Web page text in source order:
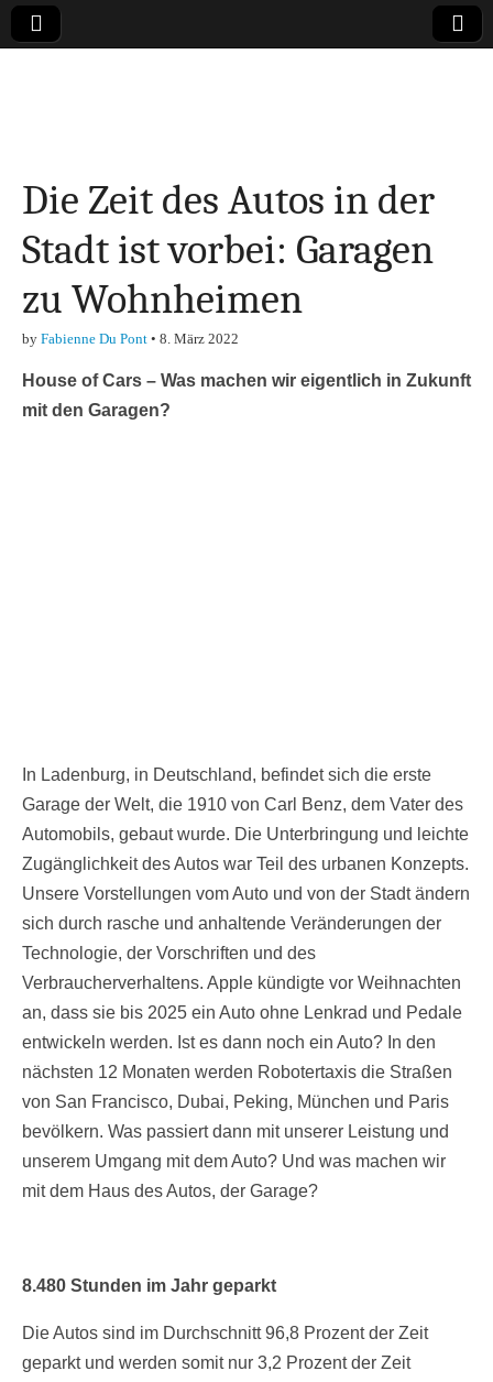
Finanzen,
Marketing-, Vertrieb-
& Investment-Tipps
Die Zeit des Autos in der
Stadt ist vorbei: Garagen
zu Wohnheimen
by Fabienne Du Pont • 8. März 2022
House of Cars – Was machen wir eigentlich in Zukunft
mit den Garagen?
In Ladenburg, in Deutschland, befindet sich die erste
Garage der Welt, die 1910 von Carl Benz, dem Vater des
Automobils, gebaut wurde. Die Unterbringung und leichte
Zugänglichkeit des Autos war Teil des urbanen Konzepts.
Unsere Vorstellungen vom Auto und von der Stadt ändern
sich durch rasche und anhaltende Veränderungen der
Technologie, der Vorschriften und des
Verbraucherverhaltens. Apple kündigte vor Weihnachten
an, dass sie bis 2025 ein Auto ohne Lenkrad und Pedale
entwickeln werden. Ist es dann noch ein Auto? In den
nächsten 12 Monaten werden Robotertaxis die Straßen
von San Francisco, Dubai, Peking, München und Paris
bevölkern. Was passiert dann mit unserer Leistung und
unserem Umgang mit dem Auto? Und was machen wir
mit dem Haus des Autos, der Garage?
8.480 Stunden im Jahr geparkt
Die Autos sind im Durchschnitt 96,8 Prozent der Zeit
geparkt und werden somit nur 3,2 Prozent der Zeit